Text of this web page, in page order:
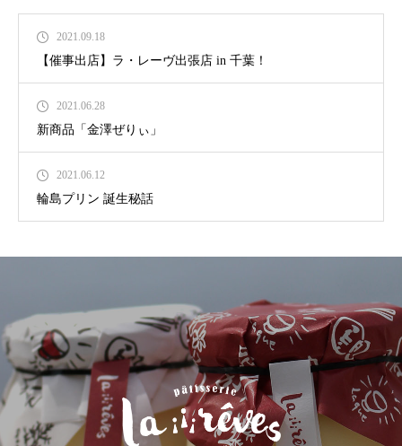
2021.09.18
【催事出店】ラ・レーヴ出張店 in 千葉！
2021.06.28
新商品「金澤ぜりぃ」
2021.06.12
輪島プリン 誕生秘話